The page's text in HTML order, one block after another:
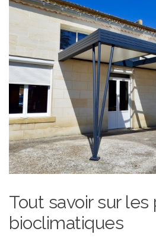
Tout savoir sur
bioclimatiques